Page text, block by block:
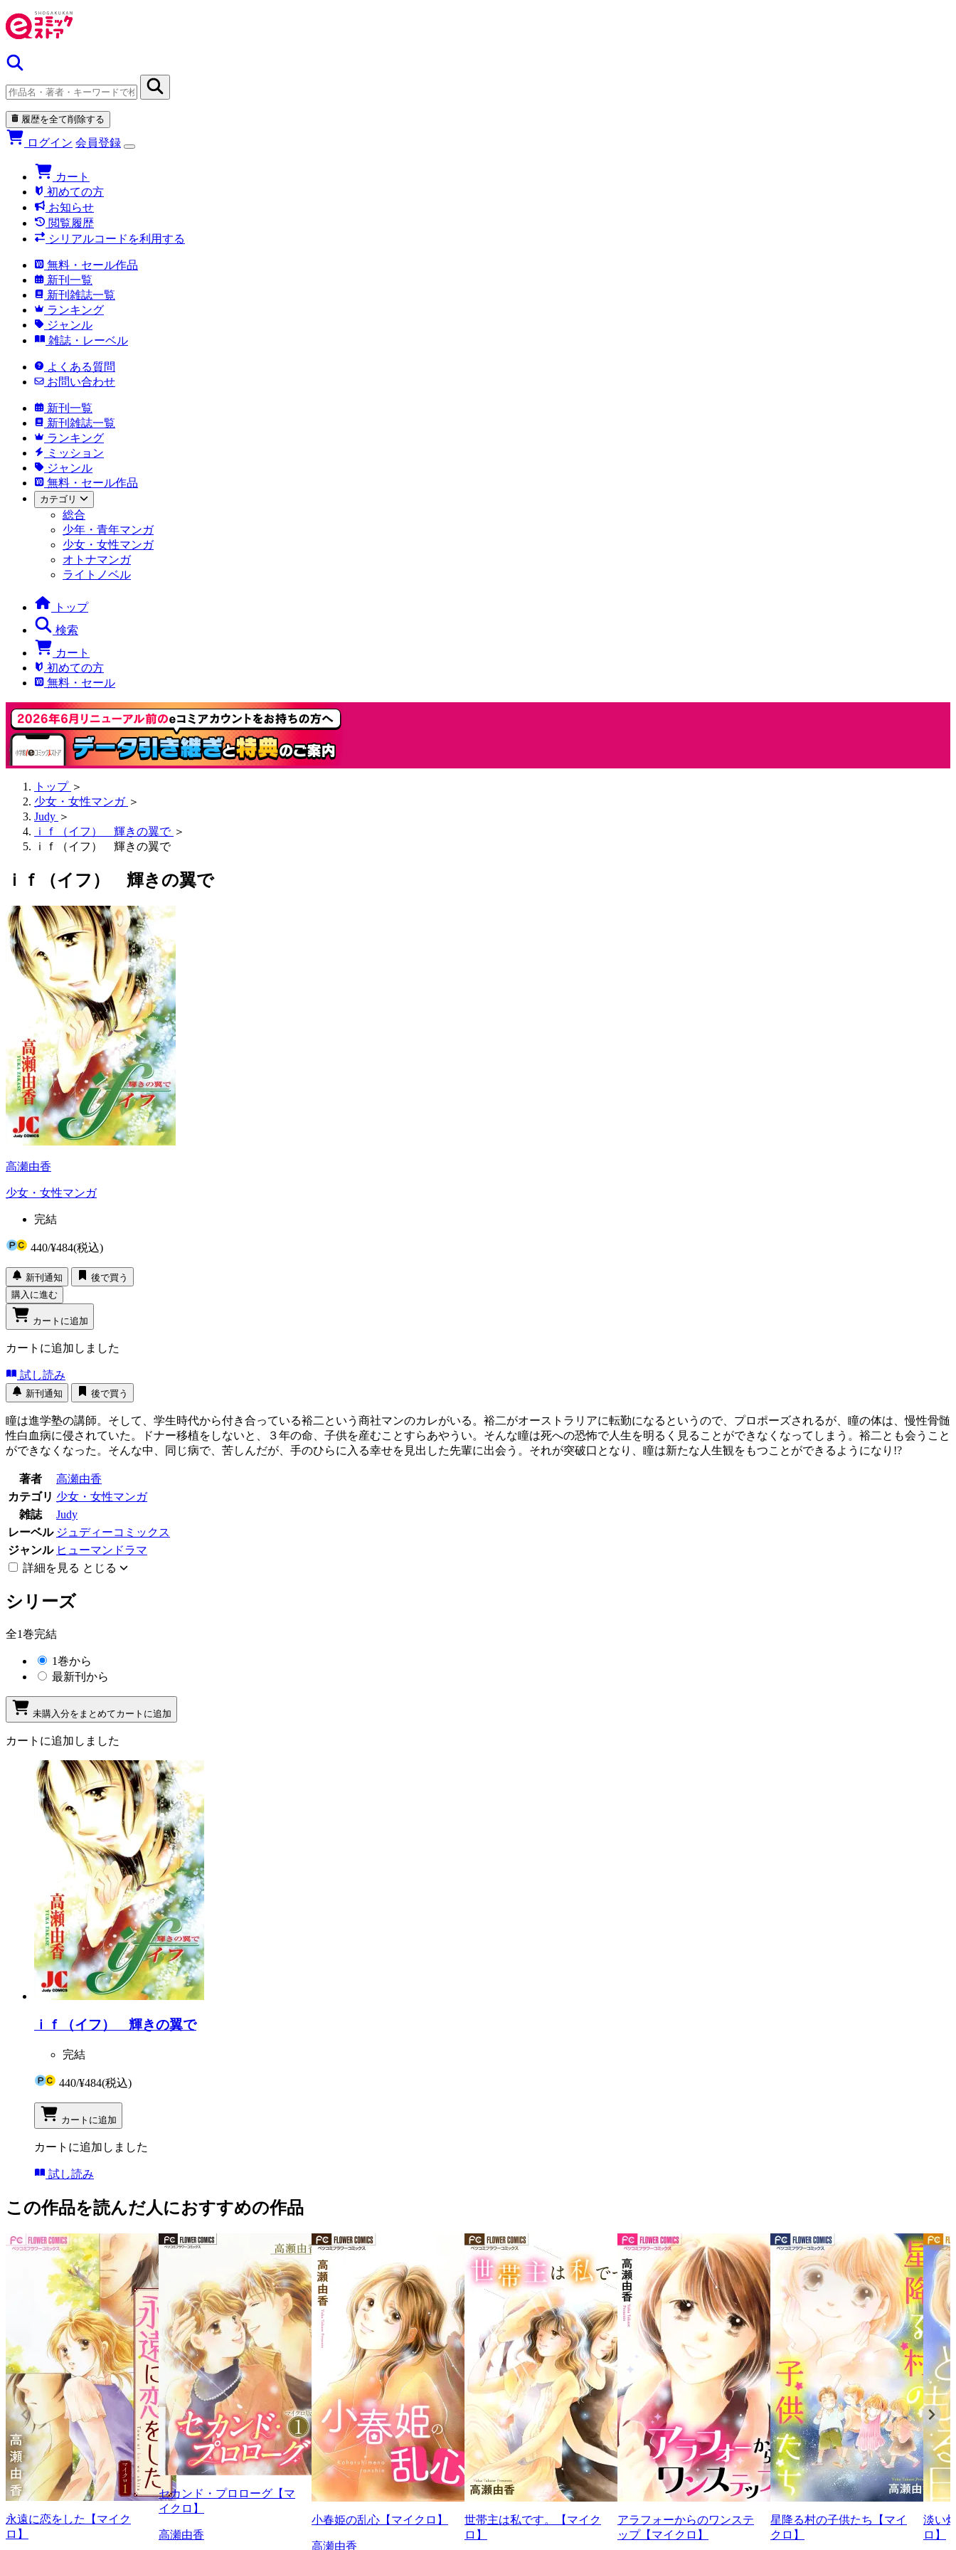
履歴を全て削除する
ログイン 会員登録
カート
初めての方
お知らせ
閲覧履歴
シリアルコードを利用する
無料・セール作品
新刊一覧
新刊雑誌一覧
ランキング
ジャンル
雑誌・レーベル
よくある質問
お問い合わせ
新刊一覧
新刊雑誌一覧
ランキング
ミッション
ジャンル
無料・セール作品
カテゴリ
総合
少年・青年マンガ
少女・女性マンガ
オトナマンガ
ライトノベル
トップ
検索
カート
初めての方
無料・セール
トップ ＞
少女・女性マンガ ＞
Judy ＞
ｉｆ（イフ） 輝きの翼で ＞
ｉｆ（イフ） 輝きの翼で
ｉｆ（イフ） 輝きの翼で
高瀬由香
少女・女性マンガ
完結
440/¥484(税込)
新刊通知
後で買う
購入に進む
カートに追加
カートに追加しました
試し読み
新刊通知 後で買う
瞳は進学塾の講師。そして、学生時代から付き合っている裕二という商社マンのカレがいる。裕二がオーストラリアに転勤になるというので、プロポーズされるが、瞳の体は、慢性骨髄
性白血病に侵されていた。ドナー移植をしないと、３年の命、子供を産むことすらあやうい。そんな瞳は死への恐怖で人生を明るく見ることができなくなってしまう。裕二とも会うこと
ができなくなった。そんな中、同じ病で、苦しんだが、手のひらに入る幸せを見出した先輩に出会う。それが突破口となり、瞳は新たな人生観をもつことができるようになり!?
著者
高瀬由香
カテゴリ 少女・女性マンガ
雑誌
Judy
レーベル ジュディーコミックス
ジャンル ヒューマンドラマ
詳細を見る とじる
シリーズ
全1巻完結
1巻から
最新刊から
未購入分をまとめてカートに追加
カートに追加しました
ｉｆ（イフ） 輝きの翼で
完結
440/¥484(税込)
カートに追加
カートに追加しました
試し読み
この作品を読んだ人におすすめの作品
永遠に恋をした【マイク
ロ】
セカンド・プロローグ【マ
イクロ】
高瀬由香
小春姫の乱心【マイクロ】
高瀬由香
世帯主は私です。【マイク
ロ】
アラフォーからのワンステ
ップ【マイクロ】
星降る村の子供たち【マイ
クロ】
淡い
ロ】